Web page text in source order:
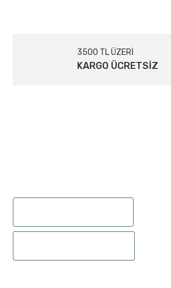
Ürün fiyatı diğer sitelerden daha
3500 TL ÜZERİ
KARGO ÜCRETSİZ